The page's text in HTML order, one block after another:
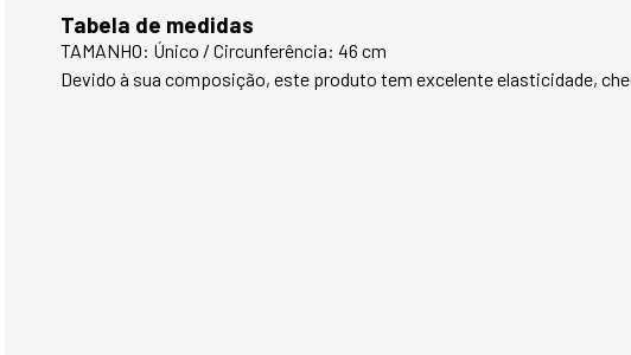
Tabela de medidas
TAMANHO: Único / Circunferência: 46 cm
Devido à sua composição, este produto tem excelente elasticidade,